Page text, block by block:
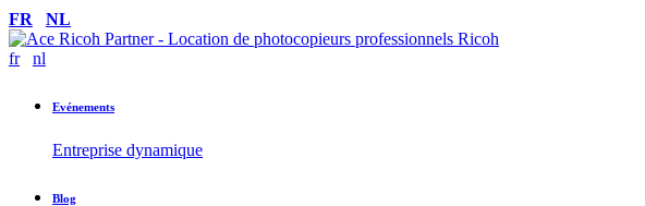
FR
NL
fr nl
Evénements
Entreprise dynamique
Blog